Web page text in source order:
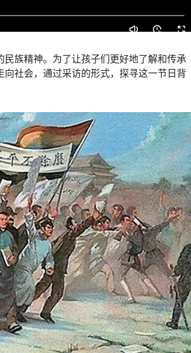
族精神。为了让孩子们更好地了解和传承
社会，通过采访的形式，探寻这一节日背